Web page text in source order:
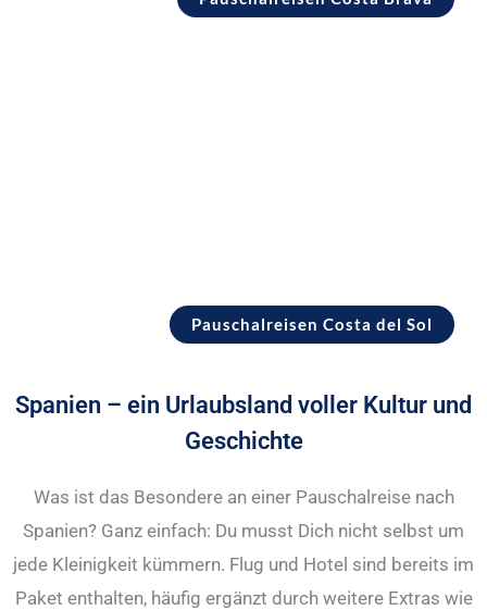
Pauschalreisen Costa del Sol
Spanien – ein Urlaubsland voller Kultur und
Geschichte
Was ist das Besondere an einer Pauschalreise nach
Spanien? Ganz einfach: Du musst Dich nicht selbst um
jede Kleinigkeit kümmern. Flug und Hotel sind bereits im
Paket enthalten, häufig ergänzt durch weitere Extras wie